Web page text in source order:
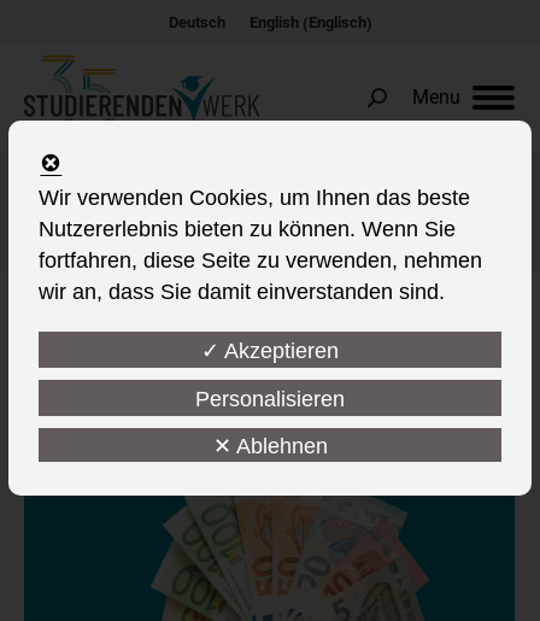
Deutsch English(Englisch)
Menu
Search:
Schlagwort-Archive:Geld
Sie befinden sich hier:
Wir verwenden Cookies, um Ihnen das beste
Nutzererlebnis bieten zu können. Wenn Sie
fortfahren, diese Seite zu verwenden, nehmen
wir an, dass Sie damit einverstanden sind.
✓ Akzeptieren
Personalisieren
✕ Ablehnen